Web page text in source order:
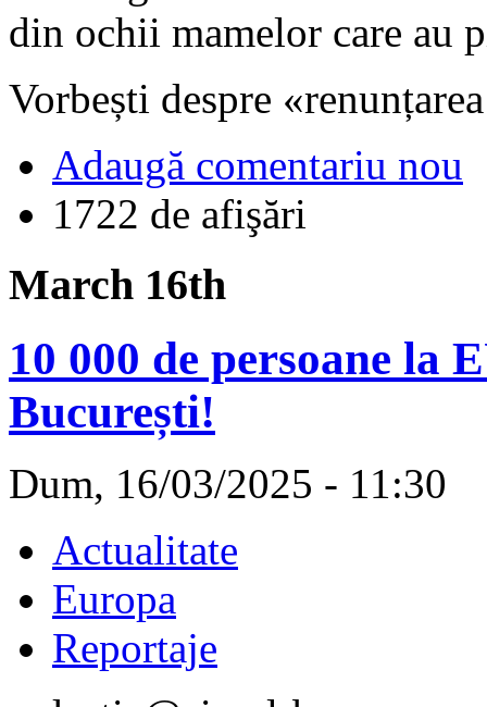
din ochii mamelor care au
Vorbești despre
Adaugă comentariu nou
1722 de afişări
March 16th
10 000 de persoane la
București!
Dum, 16/03/2025 - 11:30
Actualitate
Europa
Reportaje